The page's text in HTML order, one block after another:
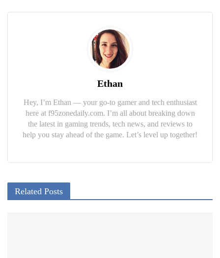
Ethan
Hey, I’m Ethan — your go-to gamer and tech enthusiast
here at f95zonedaily.com. I’m all about breaking down
the latest in gaming trends, tech news, and reviews to
help you stay ahead of the game. Let’s level up together!
Related Posts